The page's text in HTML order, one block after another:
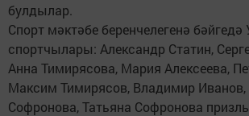
булдылар.
Спорт мәктәбе беренчелегенә бәйгедә
спортчылары: Александр Статин,
Анна Тимирясова, Мария Алексеева,
Максим Тимирясов, Владимир Иванов,
Софронова, Татьяна Софронова